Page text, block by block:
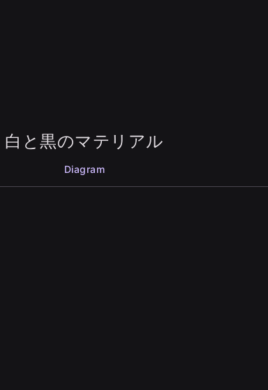
白と黒のマテリアル
Diagram